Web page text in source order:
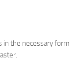
in the necessary form